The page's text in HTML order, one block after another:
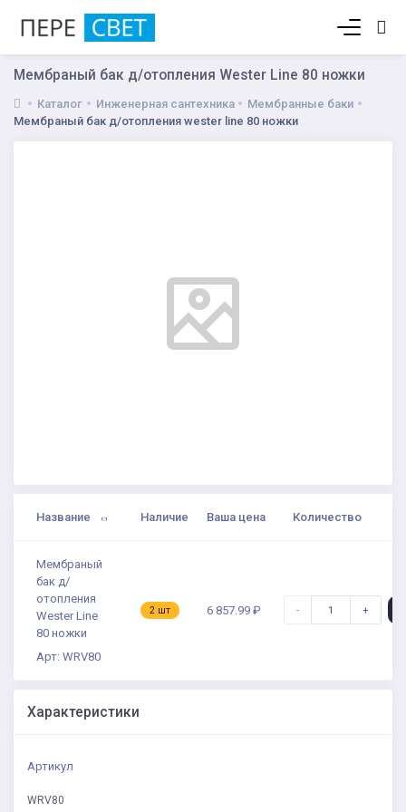
Мембраный бак д/отопления Wester Line 80 ножки
Каталог Инженерная сантехника
Мембранные баки
Мембраный бак д/отопления wester line 80 ножки
Название Наличие Ваша цена Количество
Мембраный
бак д/
отопления
Wester Line
80 ножки
Арт: WRV80
2 шт 6 857.99 ₽ - +
Характеристики
Артикул
WRV80